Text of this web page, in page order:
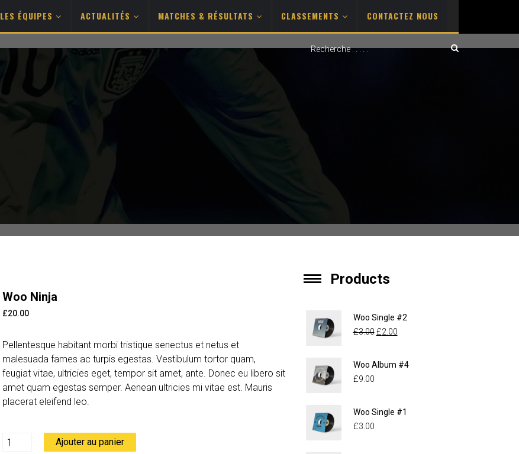
LES ÉQUIPES ACTUALITÉS MATCHES & RÉSULTATS CLASSEMENTS CONTACTEZ NOUS
Woo Ninja
£20.00
Pellentesque habitant morbi tristique senectus et netus et
malesuada fames ac turpis egestas. Vestibulum tortor quam,
feugiat vitae, ultricies eget, tempor sit amet, ante. Donec eu libero sit
amet quam egestas semper. Aenean ultricies mi vitae est. Mauris
placerat eleifend leo.
quantité
Ajouter au panier
Products
Woo Single #2
£3.00 £2.00
Woo Album #4
£9.00
Woo Single #1
£3.00